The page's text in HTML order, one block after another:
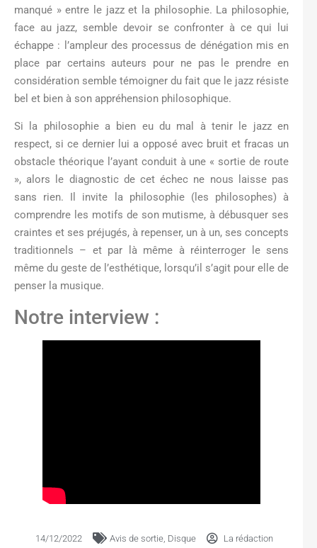
manqué » entre le jazz et la philosophie. La philosophie,
face au jazz, semble devoir se confronter à ce qui lui
échappe : l’ampleur des processus de dénégation mis en
place par certains auteurs pour ne pas le prendre en
considération semble témoigner du fait que le jazz résiste
bel et bien à son appréhension philosophique.
Si la philosophie a bien eu du mal à tenir le jazz en
respect, si ce dernier lui a opposé avec bruit et fracas un
obstacle théorique l’ayant conduit à une « sortie de route
», alors le diagnostic de cet échec ne nous laisse pas
sans rien. Il invite la philosophie (les philosophes) à
comprendre les motifs de son mutisme, à débusquer ses
craintes et ses préjugés, à repenser, un à un, ses concepts
traditionnels – et par là même à réinterroger le sens
même du geste de l’esthétique, lorsqu’il s’agit pour elle de
penser la musique.
Notre interview :
14/12/2022 Avis de sortie Disque La rédaction